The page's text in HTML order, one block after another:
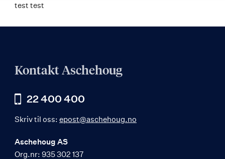
test test
Kontakt Aschehoug
22 400 400
Skriv til oss: epost@aschehoug.no
Aschehoug AS
Org.nr: 935 302 137